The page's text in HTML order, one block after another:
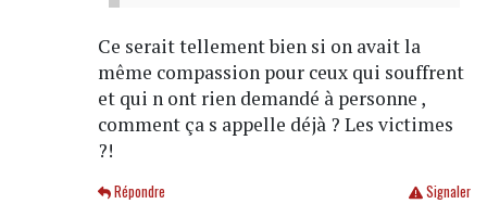
Ce serait tellement bien si on avait la
même compassion pour ceux qui souffrent
et qui n ont rien demandé à personne ,
comment ça s appelle déjà ? Les victimes
?!
Signaler
Répondre